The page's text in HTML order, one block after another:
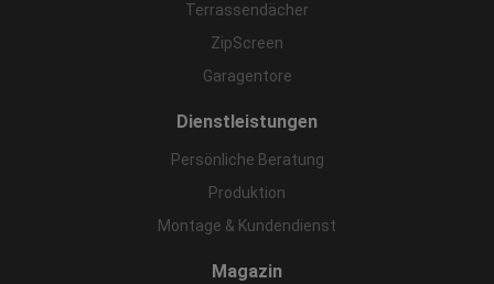
Terrassendächer
ZipScreen
Garagentore
Dienstleistungen
Persönliche Beratung
Produktion
Montage & Kundendienst
Magazin